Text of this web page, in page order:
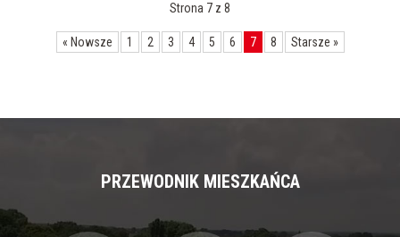
Strona 7 z 8
« Nowsze 1 2 3 4 5 6 7 8 Starsze »
PRZEWODNIK MIESZKAŃCA